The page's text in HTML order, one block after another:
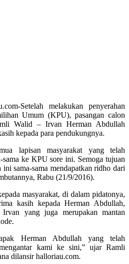
Setelah melakukan penyerahan
Umum (KPU), pasangan calon
Walid – Irvan Herman Abdullah
kepada para pendukungnya.
lapisan masyarakat yang telah
sama ke KPU sore ini. Semoga tujuan
sama-sama mendapatkan ridho dari
Rabu (21/9/2016).
masyarakat, di dalam pidatonya,
kasih kepada Herman Abdullah,
yang juga merupakan mantan
Herman Abdullah yang telah
kami ke sini,” ujar Ramli
dilansir halloriau.com.